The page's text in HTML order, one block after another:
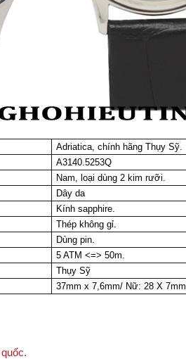
Adriatica, chính hãng Thụy Sỹ.
A3140.5253Q
Nam, loại dùng 2 kim rưỡi.
Dây da
Kính sapphire.
Thép không gỉ.
Dùng pin.
5 ATM <=> 50m.
Thụy Sỹ
37mm x 7,6mm/ Nữ: 28 X 7mm